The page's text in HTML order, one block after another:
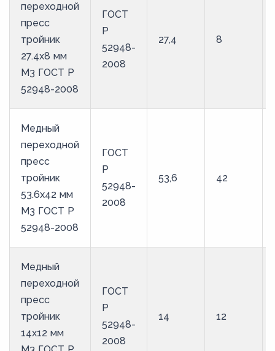
переходной
пресс
тройник
27.4х8 мм
М3 ГОСТ Р
52948-2008
ГОСТ
Р
52948-
2008
27,4 8
Медный
переходной
пресс
тройник
53.6х42 мм
М3 ГОСТ Р
52948-2008
ГОСТ
Р
52948-
2008
53,6 42
Медный
переходной
пресс
тройник
14х12 мм
ГОСТ
Р
52948-
2008
14 12